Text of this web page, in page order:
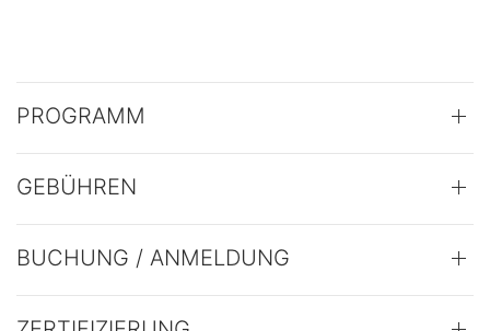
PROGRAMM
GEBÜHREN
BUCHUNG / ANMELDUNG